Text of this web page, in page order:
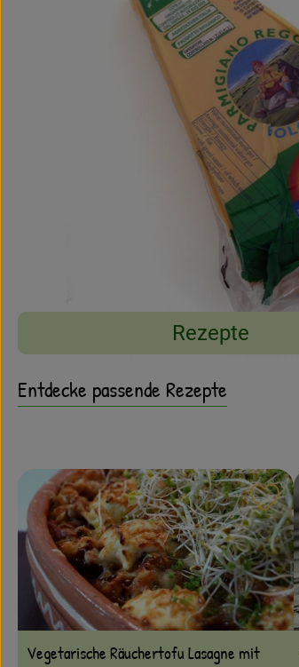
Rezepte
Entdecke passende Rezepte
Vegetarische Räuchertofu Lasagne mit